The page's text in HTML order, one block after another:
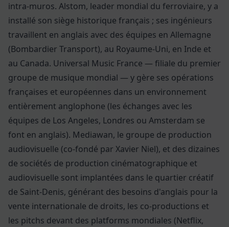
intra-muros. Alstom, leader mondial du ferroviaire, y a
installé son siège historique français ; ses ingénieurs
travaillent en anglais avec des équipes en Allemagne
(Bombardier Transport), au Royaume-Uni, en Inde et
au Canada. Universal Music France — filiale du premier
groupe de musique mondial — y gère ses opérations
françaises et européennes dans un environnement
entièrement anglophone (les échanges avec les
équipes de Los Angeles, Londres ou Amsterdam se
font en anglais). Mediawan, le groupe de production
audiovisuelle (co-fondé par Xavier Niel), et des dizaines
de sociétés de production cinématographique et
audiovisuelle sont implantées dans le quartier créatif
de Saint-Denis, générant des besoins d'anglais pour la
vente internationale de droits, les co-productions et
les pitchs devant des platforms mondiales (Netflix,